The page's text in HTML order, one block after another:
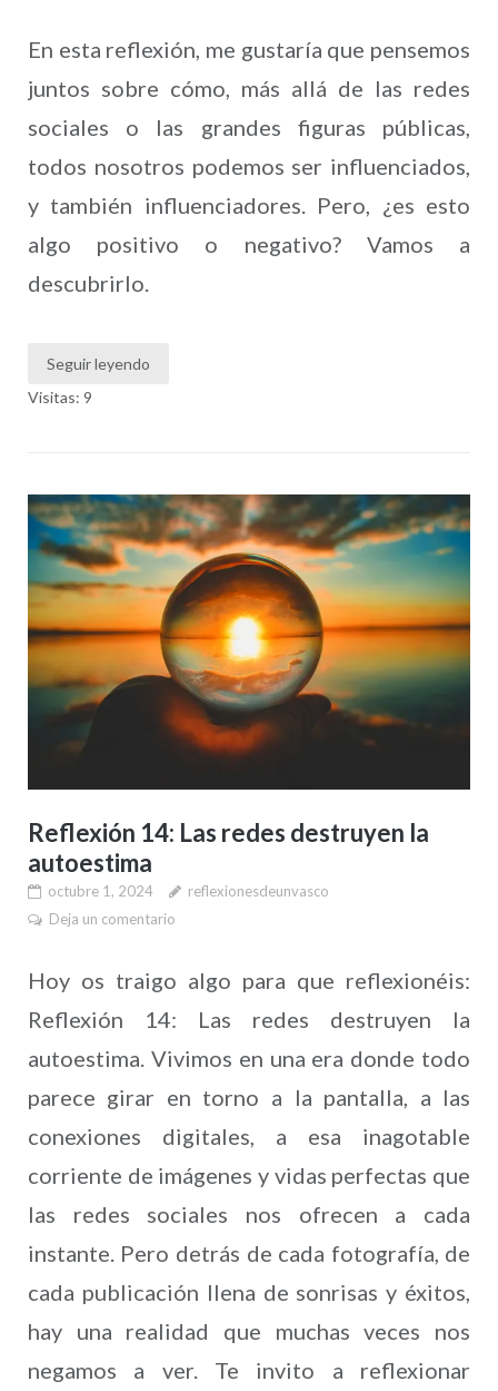
En esta reflexión, me gustaría que pensemos
juntos sobre cómo, más allá de las redes
sociales o las grandes figuras públicas,
todos nosotros podemos ser influenciados,
y también influenciadores. Pero, ¿es esto
algo positivo o negativo? Vamos a
descubrirlo.
Seguir leyendo
Visitas: 9
Reflexión 14: Las redes destruyen la
autoestima
octubre 1, 2024
reflexionesdeunvasco
Deja un comentario
Hoy os traigo algo para que reflexionéis:
Reflexión 14: Las redes destruyen la
autoestima. Vivimos en una era donde todo
parece girar en torno a la pantalla, a las
conexiones digitales, a esa inagotable
corriente de imágenes y vidas perfectas que
las redes sociales nos ofrecen a cada
instante. Pero detrás de cada fotografía, de
cada publicación llena de sonrisas y éxitos,
hay una realidad que muchas veces nos
negamos a ver. Te invito a reflexionar